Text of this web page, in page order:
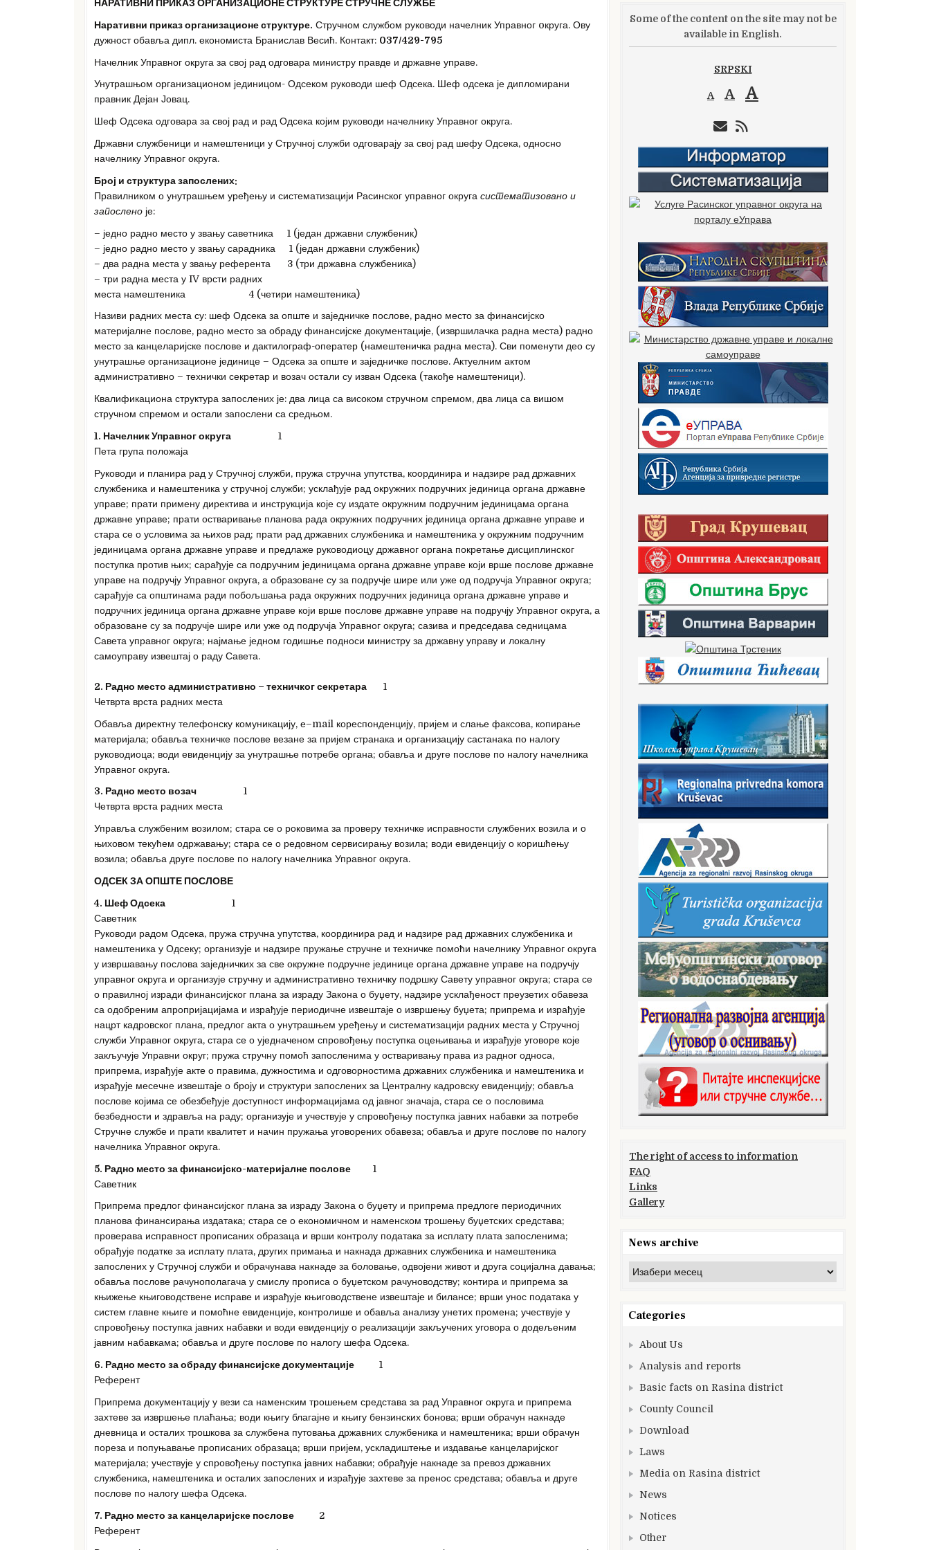
НАРАТИВНИ ПРИКАЗ ОРГАНИЗАЦИОНЕ СТРУКТУРЕ СТРУЧНЕ СЛУЖБЕ
Наративни приказ организационе структуре. Стручном службом руководи начелник Управног oкруга. Ову
дужност обавља дипл. економиста Бранислав Весић. Контакт: 037/429-795
Начелник Управног округа за свој рад одговара министру правде и државне управе.
Унутрашњом организационом јединицом- Одсеком руководи шеф Одсека. Шеф одсека је дипломирани
правник Дејан Јовац.
Шеф Одсека одговара за свој рад и рад Одсека којим руководи начелнику Управног округа.
Државни службеници и намештеници у Стручној служби одговарају за свој рад шефу Одсека, односно
начелнику Управног округа.
Број и структура запослених:
Правилником о унутрашњем уређењу и систематизацији Расинског управног округа систематизовано и
запослено је:
– једно радно место у звању саветника 1 (један државни службеник)
– једно радно место у звању сарадника 1 (један државни службеник)
– два радна места у звању референта 3 (три државна службеника)
– три радна места у IV врсти радних
места намештеника 4 (четири намештеника)
Називи радних места су: шеф Одсека за опште и заједничке послове, радно место за финансијско
материјалне послове, радно место за обраду финансијске документације, (извршилачка радна места) радно
место за канцеларијске послове и дактилограф-оператер (намештеничка радна места). Сви поменути део су
унутрашње организационе јединице – Одсека за опште и заједничке послове. Актуелним актом
административно – технички секретар и возач остали су изван Одсека (такође намештеници).
Квалификациона структура запослених је: два лица са високом стручном спремом, два лица са вишом
стручном спремом и остали запослени са средњом.
1. Начелник Управног округа 1
Пета група положаја
Руководи и планира рад у Стручној служби, пружа стручна упутства, координира и надзире рад државних
службеника и намештеника у стручној служби; усклађује рад окружних подручних јединица органа државне
управе; прати примену директива и инструкција које су издате окружним подручним јединицама органа
државне управе; прати остваривање планова рада окружних подручних јединица органа државне управе и
стара се о условима за њихов рад; прати рад државних службеника и намештеника у окружним подручним
јединицама органа државне управе и предлаже руководиоцу државног органа покретање дисциплинског
поступка против њих; сарађује са подручним јединицама органа државне управе који врше послове државне
управе на подручју Управног округа, а образоване су за подручје шире или уже од подручја Управног округа;
сарађује са општинама ради побољшања рада окружних подручних јединица органа државне управе и
подручних јединица органа државне управе који врше послове државне управе на подручју Управног округа, а
образоване су за подручје шире или уже од подручја Управног округа; сазива и председава седницама
Савета управног округа; најмање једном годишње подноси министру за државну управу и локалну
самоуправу извештај о раду Савета.
2. Радно место административно – техничког секретара 1
Четврта врста радних места
Обавља директну телефонску комуникацију, е–mail кореспонденцију, пријем и слање факсова, копирање
материјала; обавља техничке послове везане за пријем странака и организацију састанака по налогу
руководиоца; води евиденцију за унутрашње потребе органа; обавља и друге послове по налогу начелника
Управног округа.
3. Радно место возач 1
Четврта врста радних места
Управља службеним возилом; стара се о роковима за проверу техничке исправности службених возила и о
њиховом текућем одржавању; стара се о редовном сервисирању возила; води евиденцију о коришћењу
возила; обавља друге послове по налогу начелника Управног округа.
ОДСЕК ЗА ОПШТЕ ПОСЛОВЕ
4. Шеф Одсека 1
Саветник
Руководи радом Одсека, пружа стручна упутства, координира рад и надзире рад државних службеника и
намештеника у Одсеку; организује и надзире пружање стручне и техничке помоћи начелнику Управног округа
у извршавању послова заједничких за све окружне подручне јединице органа државне управе на подручју
управног округа и организује стручну и административно техничку подршку Савету управног округа; стара се
о правилној изради финансијског плана за израду Закона о буџету, надзире усклађеност преузетих обавеза
са одобреним апропријацијама и израђује периодичне извештаје о извршењу буџета; припрема и израђује
нацрт кадровског плана, предлог акта о унутрашњем уређењу и систематизацији радних места у Стручној
служби Управног округа, стара се о уједначеном спровођењу поступка оцењивања и израђује уговоре које
закључује Управни округ; пружа стручну помоћ запосленима у остваривању права из радног односа,
припрема, израђује акте о правима, дужностима и одговорностима државних службеника и намештеника и
израђује месечне извештаје о броју и структури запослених за Централну кадровску евиденцију; обавља
послове којима се обезбеђује доступност информацијама од јавног значаја, стара се о пословима
безбедности и здравља на раду; организује и учествује у спровођењу поступка јавних набавки за потребе
Стручне службе и прати квалитет и начин пружања уговорених обавеза; обавља и друге послове по налогу
начелника Управног округа.
5. Радно место за финансијско-материјалне послове 1
Саветник
Припрема предлог финансијског плана за израду Закона о буџету и припрема предлоге периодичних
планова финансирања издатака; стара се о економичном и наменском трошењу буџетских средстава;
проверава исправност прописаних образаца и врши контролу података за исплату плата запосленима;
обрађује податке за исплату плата, других примања и накнада државних службеника и намештеника
запослених у Стручној служби и обрачунава накнаде за боловање, одвојени живот и друга социјална давања;
обавља послове рачунополагача у смислу прописа о буџетском рачуноводству; контира и припрема за
књижење књиговодствене исправе и израђује књиговодствене извештаје и билансе; врши унос података у
систем главне књиге и помоћне евиденције, контролише и обавља анализу унетих промена; учествује у
спровођењу поступка јавних набавки и води евиденцију о реализацији закључених уговора о додељеним
јавним набавкама; обавља и друге послове по налогу шефа Одсека.
6. Радно место за обраду финансијске документације 1
Референт
Припрема документацију у вези са наменским трошењем средстава за рад Управног округа и припрема
захтеве за извршење плаћања; води књигу благајне и књигу бензинских бонова; врши обрачун накнаде
дневница и осталих трошкова за службена путовања државних службеника и намештеника; врши обрачун
пореза и попуњавање прописаних образаца; врши пријем, ускладиштење и издавање канцеларијског
материјала; учествује у спровођењу поступка јавних набавки; обрађује накнаде за превоз државних
службеника, намештеника и осталих запослених и израђује захтеве за пренос средстава; обавља и друге
послове по налогу шефа Одсека.
7. Радно место за канцеларијске послове 2
Референт
Some of the content on the site may not be
available in English.
SRPSKI
A A A
The right of access to information
FAQ
Links
Gallery
News archive
News
archive
Categories
About Us
Analysis and reports
Basic facts on Rasina district
County Council
Download
Laws
Media on Rasina district
News
Notices
Other